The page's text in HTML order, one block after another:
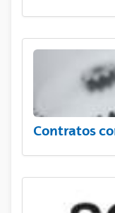
Contratos